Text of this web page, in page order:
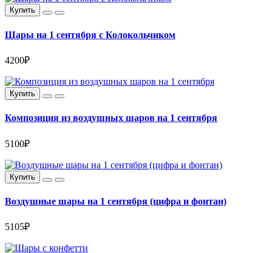
Купить
Шары на 1 сентября с Колокольчиком
4200₽
Купить
Композиция из воздушных шаров на 1 сентября
5100₽
Купить
Воздушные шары на 1 сентября (цифра и фонтан)
5105₽